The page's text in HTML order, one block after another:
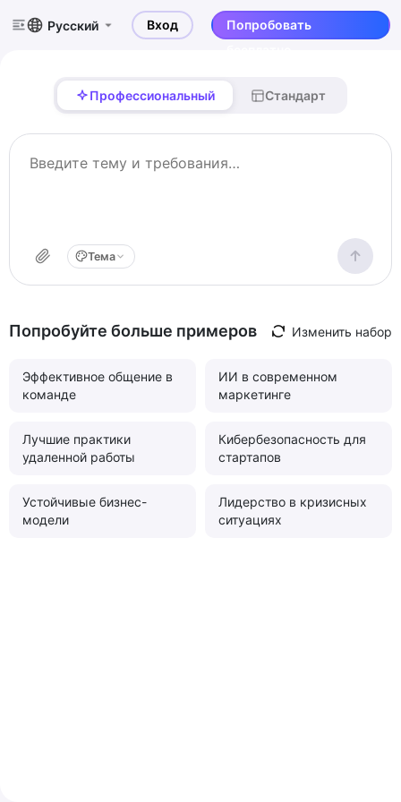
Русский Вход
Попробовать
Профессиональный Стандарт
Тема
Попробуйте больше примеров Изменить набор
Эффективное общение в
команде
ИИ в современном
маркетинге
Лучшие практики
удаленной работы
Кибербезопасность для
стартапов
Устойчивые бизнес-
модели
Лидерство в кризисных
ситуациях